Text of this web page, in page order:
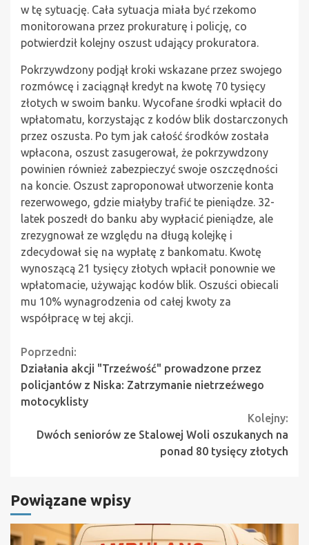
w tę sytuację. Cała sytuacja miała być rzekomo
monitorowana przez prokuraturę i policję, co
potwierdził kolejny oszust udający prokuratora.
Pokrzywdzony podjął kroki wskazane przez swojego
rozmówcę i zaciągnął kredyt na kwotę 70 tysięcy
złotych w swoim banku. Wycofane środki wpłacił do
wpłatomatu, korzystając z kodów blik dostarczonych
przez oszusta. Po tym jak całość środków została
wpłacona, oszust zasugerował, że pokrzywdzony
powinien również zabezpieczyć swoje oszczędności
na koncie. Oszust zaproponował utworzenie konta
rezerwowego, gdzie miałyby trafić te pieniądze. 32-
latek poszedł do banku aby wypłacić pieniądze, ale
zrezygnował ze względu na długą kolejkę i
zdecydował się na wypłatę z bankomatu. Kwotę
wynoszącą 21 tysięcy złotych wpłacił ponownie we
wpłatomacie, używając kodów blik. Oszuści obiecali
mu 10% wynagrodzenia od całej kwoty za
współpracę w tej akcji.
Continue
Reading
Poprzedni:
Działania akcji "Trzeźwość" prowadzone przez
policjantów z Niska: Zatrzymanie nietrzeźwego
motocyklisty
Kolejny:
Dwóch seniorów ze Stalowej Woli oszukanych na
ponad 80 tysięcy złotych
Powiązane wpisy